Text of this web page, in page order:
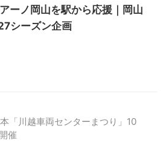
ーノ岡山を駅から応援｜岡山
シーズン企画
「川越車両センターまつり」10
催